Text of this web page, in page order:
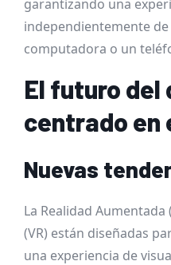
garantizando una
independientemente de
computadora o un
El futuro del
centrado en
Nuevas
La Realidad Aumentada
(VR) están diseñadas
una experiencia de